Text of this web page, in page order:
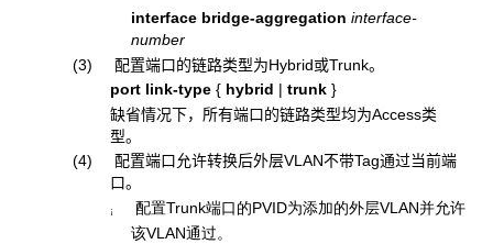
interface bridge-aggregation interface-
number
(3) 配置端口的链路类型为Hybrid或Trunk。
port link-type {hybrid | trunk }
缺省情况下，所有端口的链路类型均为Access类
型。
(4) 配置端口允许转换后外层VLAN不带Tag通过当前端
口。
¡ 配置Trunk端口的PVID为添加的外层VLAN并允许
该VLAN通过。